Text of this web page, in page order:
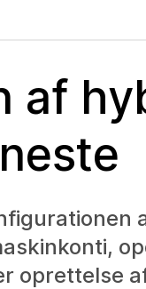
af
oprettelse